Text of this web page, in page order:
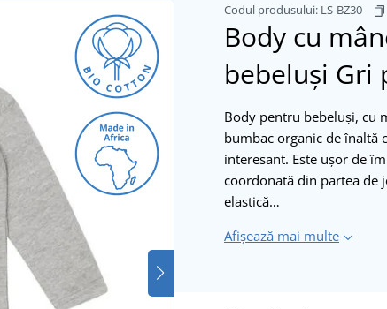
Codul produsului: LS-BZ30
Body cu
bebeluși Gri
Body pentru bebeluși, cu
bumbac organic de înaltă
interesant. Este ușor de
coordonată din partea de
elastică…
Afișează mai multe